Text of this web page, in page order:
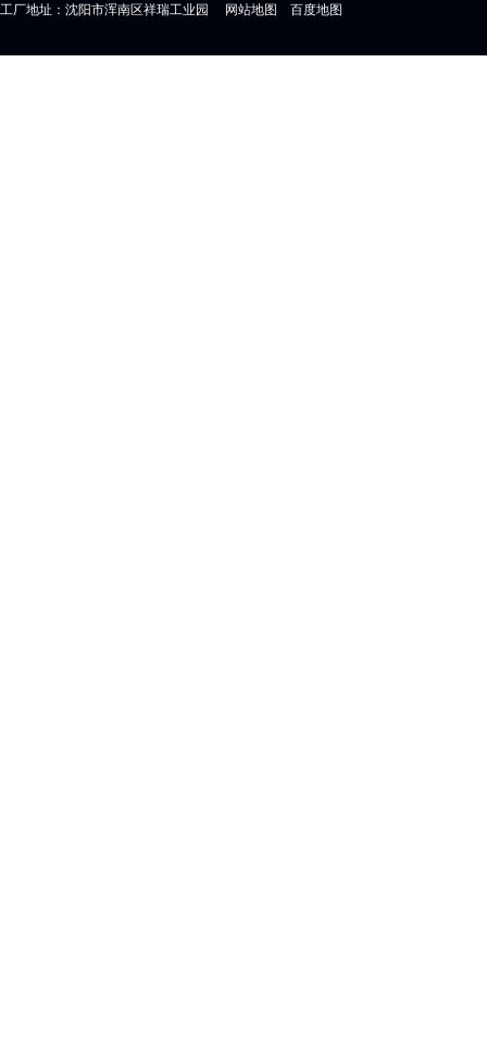
工厂地址：沈阳市浑南区祥瑞工业园 网站地图 百度地图